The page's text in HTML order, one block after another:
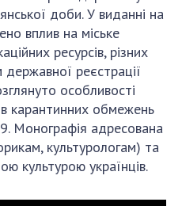
доби. У виданні на
вплив на міське
ресурсів, різних
реєстрації
особливості
карантинних обмежень
Монографія адресована
культурологам) та
культурою українців.